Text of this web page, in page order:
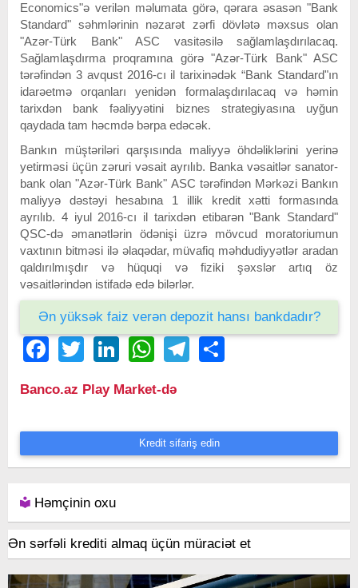
Economics"ə verilən məlumata görə, qərara əsasən "Bank
Standard" səhmlərinin nəzarət zərfi dövlətə məxsus olan
"Azər-Türk Bank" ASC vasitəsilə sağlamlaşdırılacaq.
Sağlamlaşdırma proqramına görə "Azər-Türk Bank" ASC
tərəfindən 3 avqust 2016-cı il tarixinədək “Bank Standard"ın
idarəetmə orqanları yenidən formalaşdırılacaq və həmin
tarixdən bank fəaliyyətini biznes strategiyasına uyğun
qaydada tam həcmdə bərpa edəcək.
Bankın müştəriləri qarşısında maliyyə öhdəliklərini yerinə
yetirməsi üçün zəruri vəsait ayrılıb. Banka vəsaitlər sanator-
bank olan "Azər-Türk Bank" ASC tərəfindən Mərkəzi Bankın
maliyyə dəstəyi hesabına 1 illik kredit xətti formasında
ayrılıb. 4 iyul 2016-cı il tarixdən etibarən "Bank Standard"
QSC-də əmanətlərin ödənişi üzrə mövcud moratoriumun
vaxtının bitməsi ilə əlaqədar, müvafiq məhdudiyyətlər aradan
qaldırılmışdır və hüquqi və fiziki şəxslər artıq öz
vəsaitlərindən istifadə edə bilərlər.
Ən yüksək faiz verən depozit hansı bankdadır?
FacebookTwitter LinkedIn WhatsAppTelegram
Banco.az Play Market-də
Kredit sifariş edin
Həmçinin oxu
Ən sərfəli krediti almaq üçün müraciət et